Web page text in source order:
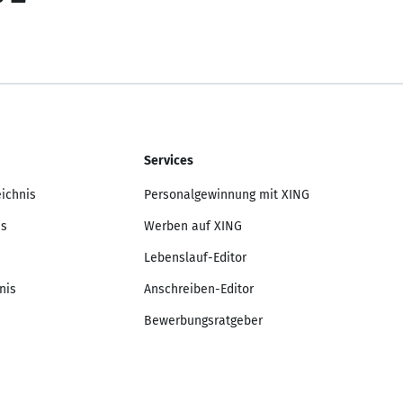
Services
Personalgewinnung mit XING
Werben auf XING
Lebenslauf-Editor
Anschreiben-Editor
Bewerbungsratgeber